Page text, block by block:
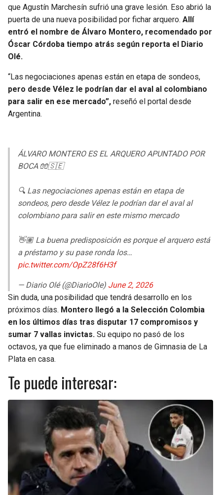
que Agustín Marchesín sufrió una grave lesión. Eso abrió la
puerta de una nueva posibilidad por fichar arquero. Allí
entró el nombre de Álvaro Montero, recomendado por
Óscar Córdoba tiempo atrás según reporta el Diario
Olé.
“Las negociaciones apenas están en etapa de sondeos,
pero desde Vélez le podrían dar el aval al colombiano
para salir en ese mercado”, reseñó el portal desde
Argentina.
ÁLVARO MONTERO ES EL ARQUERO APUNTADO POR
BOCA 🧤🇸🇪
🔍 Las negociaciones apenas están en etapa de
sondeos, pero desde Vélez le podrían dar el aval al
colombiano para salir en este mismo mercado
👋🏽 La buena predisposición es porque el arquero está
a préstamo y su pase ronda los…
pic.twitter.com/OpZ28f6H3f
— Diario Olé (@DiarioOle) June 2, 2026
Sin duda, una posibilidad que tendrá desarrollo en los
próximos días. Montero llegó a la Selección Colombia
en los últimos días tras disputar 17 compromisos y
sumar 7 vallas invictas. Su equipo no pasó de los
octavos, ya que fue eliminado a manos de Gimnasia de La
Plata en casa.
Te puede interesar: